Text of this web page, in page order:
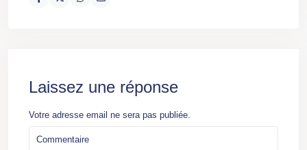
Laissez une réponse
Votre adresse email ne sera pas publiée.